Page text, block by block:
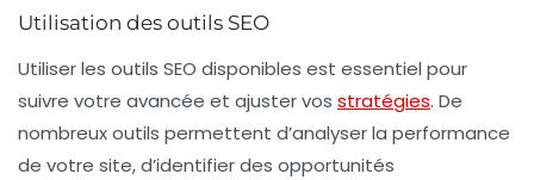
Utilisation des outils SEO
Utiliser les outils SEO disponibles est essentiel pour
suivre votre avancée et ajuster vos stratégies. De
nombreux outils permettent d’analyser la performance
de votre site, d’identifier des opportunités